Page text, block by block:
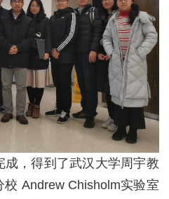
，得到了武汉大学周宇教
校 Andrew Chisholm实验室